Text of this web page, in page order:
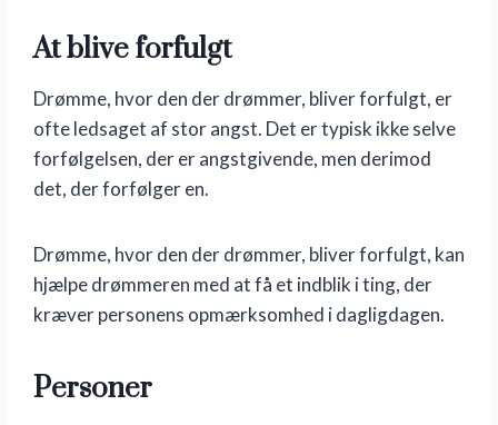
At blive forfulgt
Drømme, hvor den der drømmer, bliver forfulgt, er
ofte ledsaget af stor angst. Det er typisk ikke selve
forfølgelsen, der er angstgivende, men derimod
det, der forfølger en.
Drømme, hvor den der drømmer, bliver forfulgt, kan
hjælpe drømmeren med at få et indblik i ting, der
kræver personens opmærksomhed i dagligdagen.
Personer